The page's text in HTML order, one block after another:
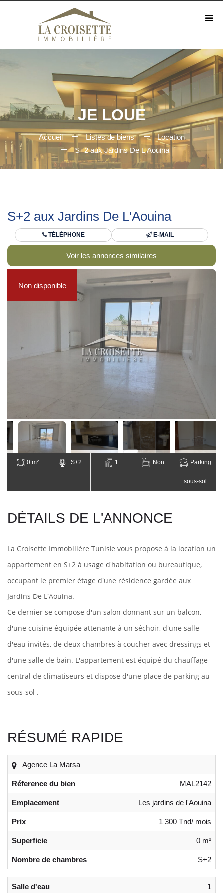
JE LOUE
Accueil Listes de biens
Location
S+2 aux Jardins De L'Aouina
S+2 aux Jardins De L'Aouina
TÉLÉPHONE E-MAIL
Voir les annonces similaires
Non disponible
Non disponible
0 m² S+2 1 Non Parking
sous-sol
DÉTAILS DE L'ANNONCE
La Croisette Immobilière Tunisie vous propose à la location un
appartement en S+2 à usage d'habitation ou bureautique,
occupant le premier étage d'une résidence gardée aux
Jardins De L'Aouina.
Ce dernier se compose d'un salon donnant sur un balcon,
d'une cuisine équipée attenante à un séchoir, d'une salle
d'eau invités, de deux chambres à coucher avec dressings et
d'une salle de bain. L'appartement est équipé du chauffage
central de climatiseurs et dispose d'une place de parking au
sous-sol .
RÉSUMÉ RAPIDE
Agence La Marsa
Réference du bien MAL2142
Emplacement Les jardins de l'Aouina
Prix 1 300 Tnd/ mois
Superficie 0 m²
Nombre de chambres S+2
Salle d'eau 1